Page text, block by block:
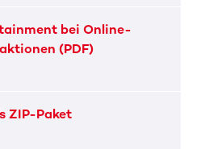
bei Online-
(PDF)
ZIP-Paket